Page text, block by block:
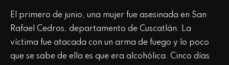
El primero de junio, una mujer fue asesinada en San
Rafael Cedros, departamento de Cuscatlán. La
víctima fue atacada con un arma de fuego y lo poco
que se sabe de ella es que era alcohólica. Cinco días